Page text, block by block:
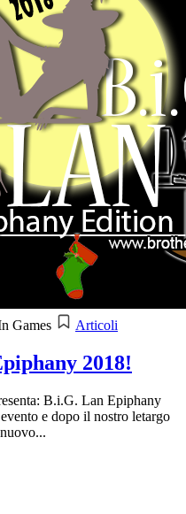
Games Articoli
2018!
B.i.G. Lan Epiphany
e dopo il nostro letargo